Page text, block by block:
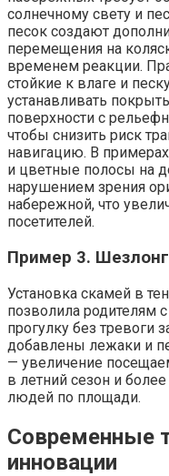
солнечному свету и
песок создают
перемещения на
временем реакции.
стойкие к влаге и
устанавливать
поверхности с
чтобы снизить риск
навигацию. В
и цветные полосы на
нарушением зрения
набережной, что
посетителей.
Пример 3.
Установка скамей в
позволила родителям
прогулку без тревоги
добавлены лежаки и
— увеличение
в летний сезон и
людей по площади.
Современные
инновации